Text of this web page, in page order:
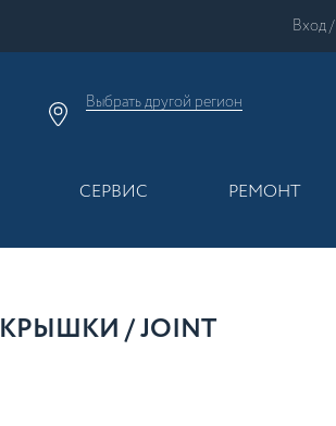
Вход /
Выбрать другой регион
СЕРВИС РЕМОНТ
/ JOINT